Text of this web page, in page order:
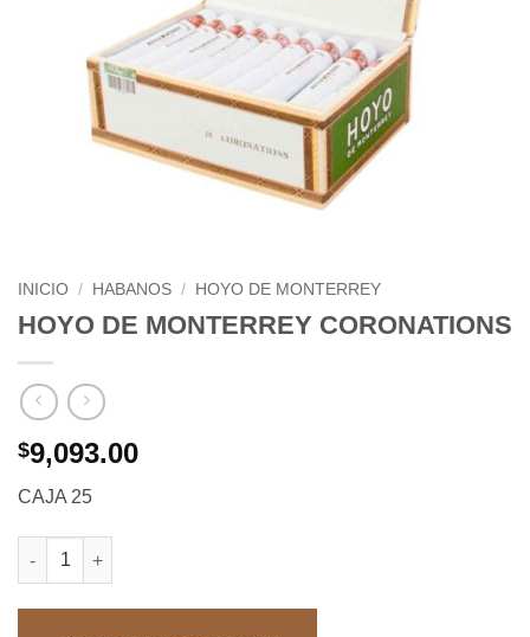
INICIO / HABANOS / HOYO DE MONTERREY
HOYO DE MONTERREY CORONATIONS
$9,093.00
CAJA 25
HOYO DE MONTERREY CORONATIONS cantidad